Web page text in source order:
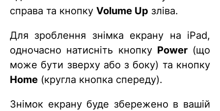
справа та кнопку Volume Up зліва.
Для зроблення знімка екрану на iPad,
одночасно натисніть кнопку Power(що
може бути зверху або з боку) та кнопку
Home (кругла кнопка спереду).
Знімок екрану буде збережено в вашій